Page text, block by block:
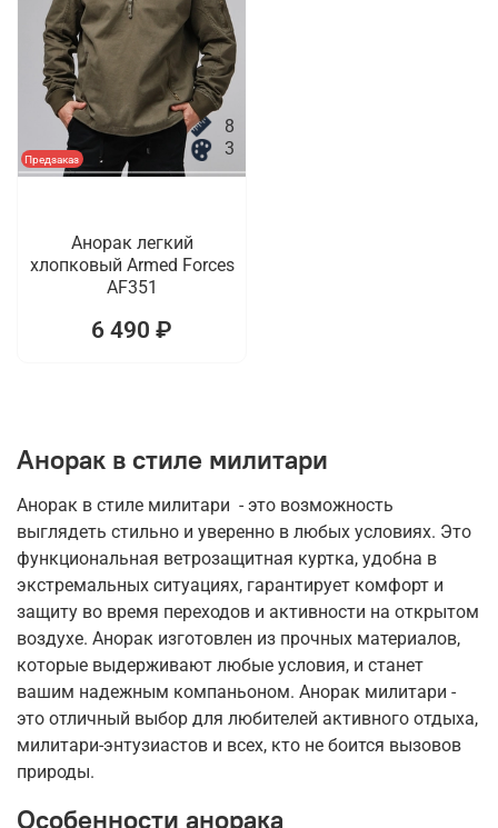
Предзаказ
8
3
Анорак легкий
хлопковый Armed Forces
AF351
6 490 ₽
Анорак в стиле милитари
Анорак в стиле милитари - это возможность
выглядеть стильно и уверенно в любых условиях. Это
функциональная ветрозащитная куртка, удобна в
экстремальных ситуациях, гарантирует комфорт и
защиту во время переходов и активности на открытом
воздухе. Анорак изготовлен из прочных материалов,
которые выдерживают любые условия, и станет
вашим надежным компаньоном. Анорак милитари -
это отличный выбор для любителей активного отдыха,
милитари-энтузиастов и всех, кто не боится вызовов
природы.
Особенности анорака